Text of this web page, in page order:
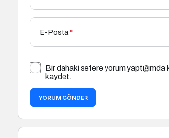
E-Posta*
Bir dahaki sefere yorum yaptığımda
kaydet.
YORUM GÖNDER